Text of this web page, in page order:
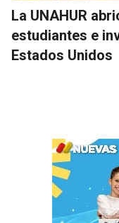
La UNAHUR
estudiantes e
Estados Unidos